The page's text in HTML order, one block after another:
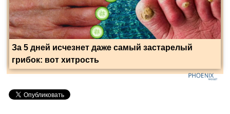
За 5 дней исчезнет даже самый застарелый
грибок: вот хитрость